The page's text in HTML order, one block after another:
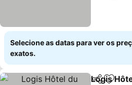
Selecione as datas para ver os
exatos.
Logis